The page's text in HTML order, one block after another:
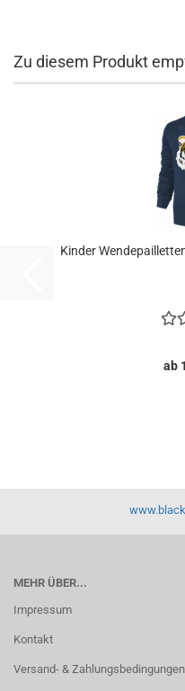
Zu diesem Produkt
Kinder
ab
MEHR ÜBER...
Impressum
Kontakt
Versand- & Zahlungsbedingungen